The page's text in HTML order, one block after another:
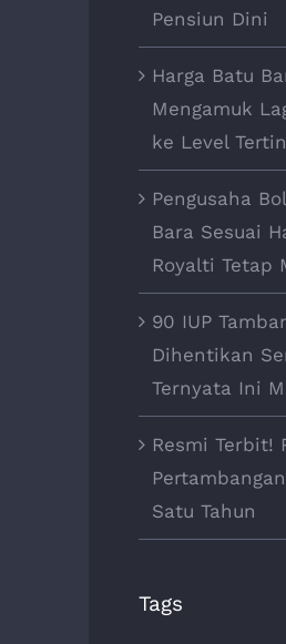
Pensiun Dini
Harga Batu
Mengamuk
ke Level
Pengusaha
Bara Sesuai
Royalti Tetap
90 IUP
Dihentikan
Ternyata Ini
Resmi Terbit!
Satu Tahun
Tags